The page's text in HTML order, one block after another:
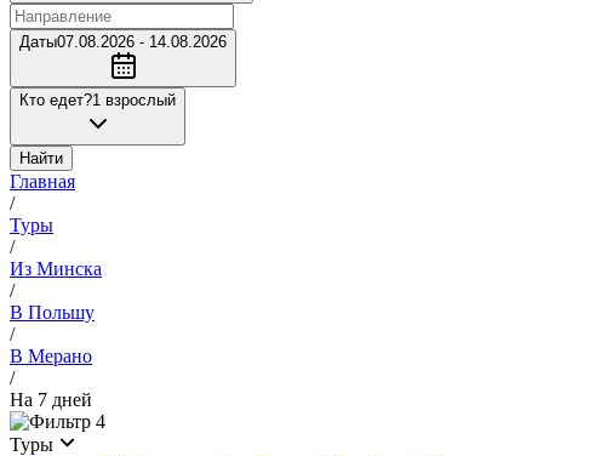
Даты07.08.2026 - 14.08.2026
Кто едет?1 взрослый
Найти
Главная
/
Туры
/
Из Минска
/
В Польшу
/
В Мерано
/
На 7 дней
4
Туры